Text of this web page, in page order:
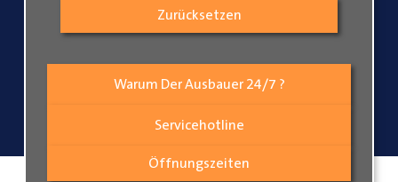
Warum Der Ausbauer 24/7 ?
Servicehotline
Öffnungszeiten
Zurücksetzen